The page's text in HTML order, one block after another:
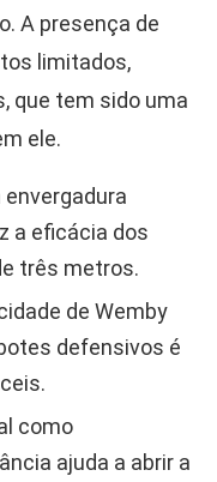
A presença de
limitados,
que tem sido uma
ele.
envergadura
a eficácia dos
três metros.
de Wemby
defensivos é
como
ajuda a abrir a